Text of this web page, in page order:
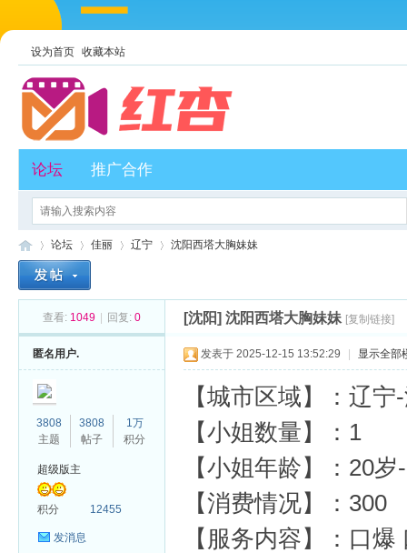
设为首页 收藏本站
论坛 推广合作
论坛
›
佳丽
›
辽宁 沈阳西塔大胸妹妹
查看: 1049 回复: 0 [沈阳]沈阳西塔大胸妹妹 [复制链接]
匿名用户.
3808
主题
3808
帖子
1万
积分
超级版主
积分 12455
发消息
发表于 2025-12-15 13:52:29 显示全部
【城市区域】：辽宁
【小姐数量】：1
【小姐年龄】：20岁
【消费情况】：300
【服务内容】：口